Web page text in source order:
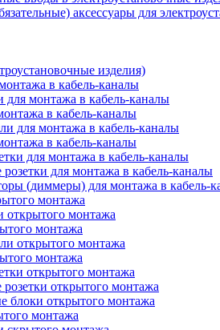
аксессуары для
изделия)
в кабель-каналы
монтажа в кабель-каналы
в кабель-каналы
для монтажа в кабель-каналы
в кабель-каналы
для монтажа в кабель-каналы
для монтажа в кабель-каналы
(диммеры) для монтажа в кабель-
монтажа
открытого монтажа
монтажа
открытого монтажа
монтажа
открытого монтажа
открытого монтажа
блоки открытого монтажа
монтажа